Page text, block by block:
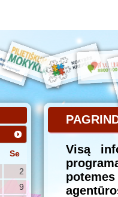
Se
2
9
Visą